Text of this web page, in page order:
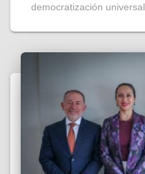
democratización